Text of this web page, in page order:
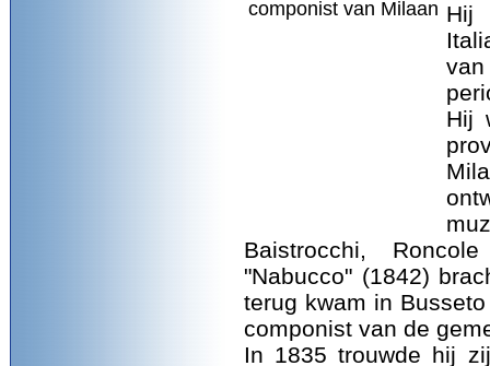
Hij
Hij
Baistrocchi,
"Nabucco" (1842)
terug kwam in
componist van de
In 1835 trouwde hij